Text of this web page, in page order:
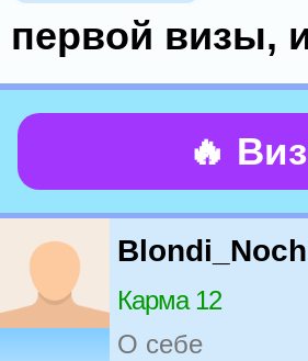
первой визы,
🔥
Карма 12
О себе